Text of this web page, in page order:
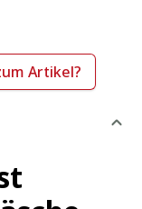
Artikel?